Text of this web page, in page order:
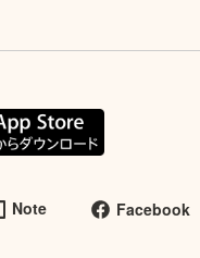
Note Facebook